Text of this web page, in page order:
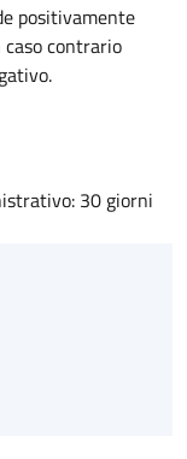
positivamente
caso contrario
30 giorni